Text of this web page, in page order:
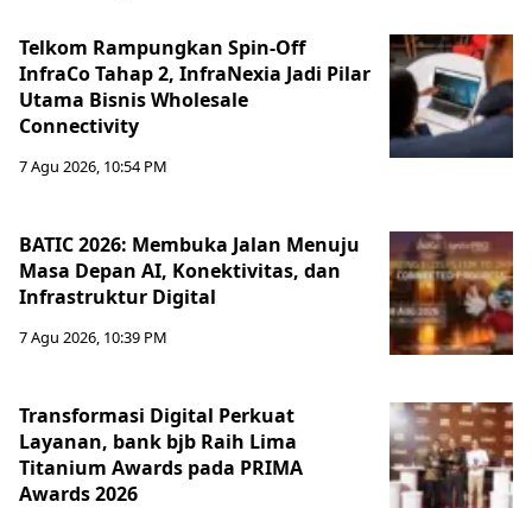
Telkom Rampungkan Spin-Off
InfraCo Tahap 2, InfraNexia Jadi Pilar
Utama Bisnis Wholesale
Connectivity
7 Agu 2026, 10:54 PM
BATIC 2026: Membuka Jalan Menuju
Masa Depan AI, Konektivitas, dan
Infrastruktur Digital
7 Agu 2026, 10:39 PM
Transformasi Digital Perkuat
Layanan, bank bjb Raih Lima
Titanium Awards pada PRIMA
Awards 2026